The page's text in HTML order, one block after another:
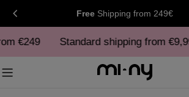
Doorgaan
naar
artikel
Free Shipping from 249€
€249 Standard shipping from €9,99